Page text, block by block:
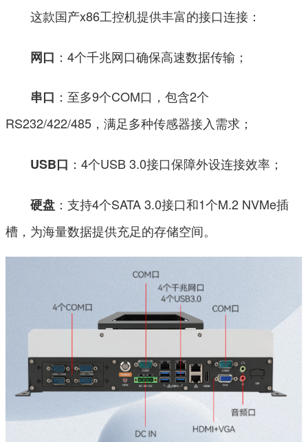
这款国产x86工控机提供丰富的接口连接：
网口 ：4个千兆网口确保高速数据传输；
串口 ：至多9个COM口，包含2个
RS232/422/485，满足多种传感器接入需求；
USB口 ：4个USB 3.0接口保障外设连接效率；
硬盘 ：支持4个SATA 3.0接口和1个M.2 NVMe插
槽，为海量数据提供充足的存储空间。